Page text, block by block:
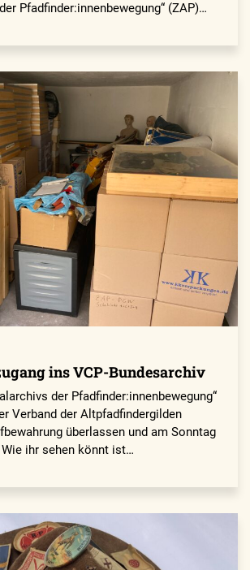
Pfadfinder:innenbewegung“ (ZAP)…
ins VCP-Bundesarchiv
der Pfadfinder:innenbewegung“
Verband der Altpfadfindergilden
überlassen und am Sonntag
ihr sehen könnt ist…